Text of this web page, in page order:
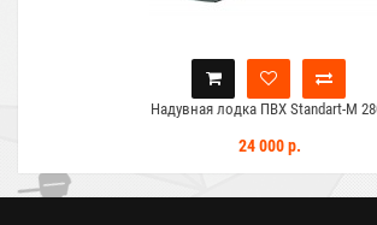
Надувная лодка ПВХ Standart-M
24 000 р.